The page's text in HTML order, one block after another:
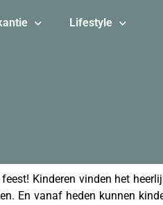
Lifestyle
Kinderen vinden het
En vanaf heden kunnen